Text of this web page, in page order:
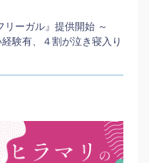
ーガル』提供開始 ～
験有、４割が泣き寝入り